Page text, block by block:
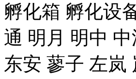
孵化箱 孵化设
通 明月 明中
东安 蓼子 左岚